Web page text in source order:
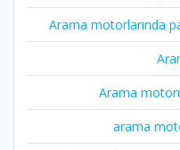
Arama motorlarında
Arama
arama